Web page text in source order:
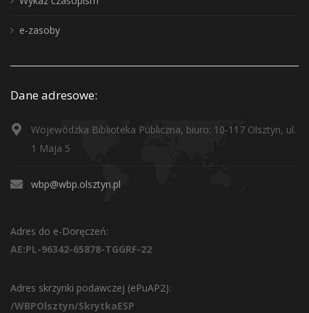
e-zasoby
Dane adresowe:
Wojewódzka Biblioteka Publiczna, biuro: 10-117 Olsztyn, ul.
1 Maja 5
wbp@wbp.olsztyn.pl
Adres do e-Doręczeń:
AE:PL-96342-65878-TGGRF-22
Adres skrzynki podawczej (ePuAP2):
/WBPOlsztyn/SkrytkaESP